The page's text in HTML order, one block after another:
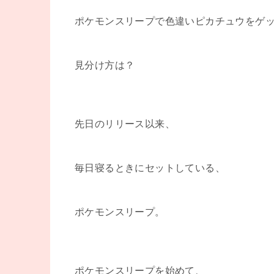
ポケモンスリープで色違いピカチュウをゲ
見分け方は？
先日のリリース以来、
毎日寝るときにセットしている、
ポケモンスリープ。
ポケモンスリープを始めて、